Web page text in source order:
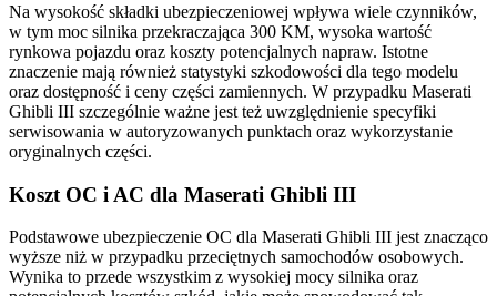
Na wysokość składki ubezpieczeniowej wpływa wiele czynników,
w tym moc silnika przekraczająca 300 KM, wysoka wartość
rynkowa pojazdu oraz koszty potencjalnych napraw. Istotne
znaczenie mają również statystyki szkodowości dla tego modelu
oraz dostępność i ceny części zamiennych. W przypadku Maserati
Ghibli III szczególnie ważne jest też uwzględnienie specyfiki
serwisowania w autoryzowanych punktach oraz wykorzystanie
oryginalnych części.
Koszt OC i AC dla Maserati Ghibli III
Podstawowe ubezpieczenie OC dla Maserati Ghibli III jest znacząco
wyższe niż w przypadku przeciętnych samochodów osobowych.
Wynika to przede wszystkim z wysokiej mocy silnika oraz